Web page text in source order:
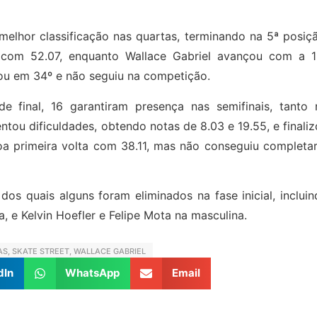
classificação nas quartas, terminando na 5ª
52.07, enquanto Wallace Gabriel avançou com a
em 34º e não seguiu na competição.
final, 16 garantiram presença nas semifinais, tanto
dificuldades, obtendo notas de 8.03 e 19.55, e
primeira volta com 38.11, mas não conseguiu
quais alguns foram eliminados na fase inicial,
e Kelvin Hoefler e Felipe Mota na masculina.
SKATE STREET WALLACE GABRIEL
WhatsApp Email